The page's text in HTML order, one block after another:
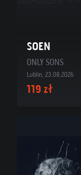
SOEN
ONLY SONS
Lublin, 23.08.2026
119 zł